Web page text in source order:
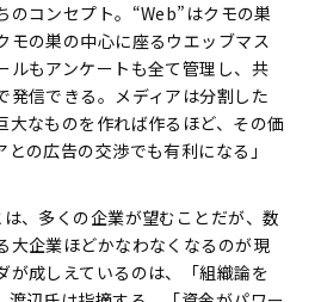
のコンセプト。“Web”はクモの巣
モの巣の中心に座るウエッブマス
ルもアンケートも全て管理し、共
発信できる。メディアは分割した
大なものを作れば作るほど、その価
の広告の交渉でも有利になる」
、多くの企業が望むことだが、数
大企業ほどかなわなくなるのが現
が成しえているのは、「組織論を